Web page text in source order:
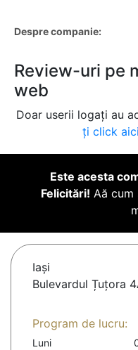
Despre companie:
Review-uri pe
web
Doar userii logați au
ți click
Este acesta
Felicitări! Aă cum
Iaşi
Bulevardul Țuțora
Program de lucru:
Luni